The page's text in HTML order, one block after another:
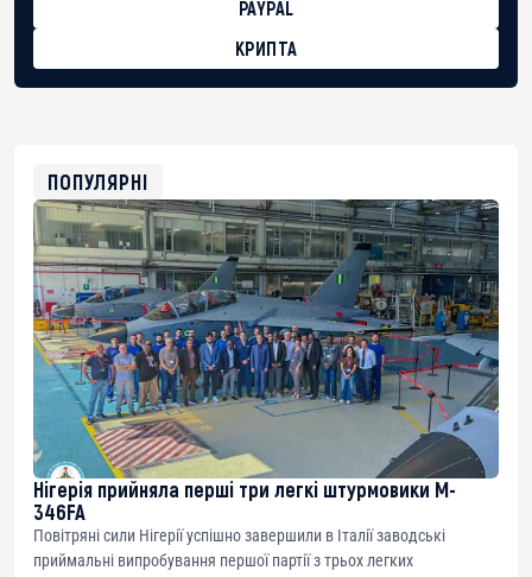
PAYPAL
КРИПТА
0xfD02863D3289416fcF50975c9DFda13623f97758
ПОПУЛЯРНІ
Нігерія прийняла перші три легкі штурмовики M-
346FA
Повітряні сили Нігерії успішно завершили в Італії заводські
приймальні випробування першої партії з трьох легких